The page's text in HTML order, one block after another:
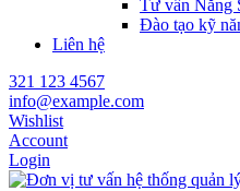
Tư vấn Năng
Đào tạo kỹ
Liên hệ
321 123 4567
info@example.com
Wishlist
Account
Login